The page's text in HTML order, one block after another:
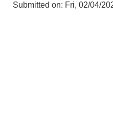
Submitted on: Fri, 02/04/